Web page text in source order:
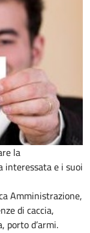
la
interessata e i suoi
Amministrazione,
di caccia,
porto d’armi.